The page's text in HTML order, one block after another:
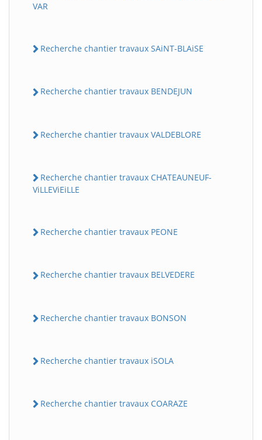
VAR
Recherche chantier travaux SAiNT-BLAiSE
Recherche chantier travaux BENDEJUN
Recherche chantier travaux VALDEBLORE
Recherche chantier travaux CHATEAUNEUF-
ViLLEViEiLLE
Recherche chantier travaux PEONE
Recherche chantier travaux BELVEDERE
Recherche chantier travaux BONSON
Recherche chantier travaux iSOLA
Recherche chantier travaux COARAZE